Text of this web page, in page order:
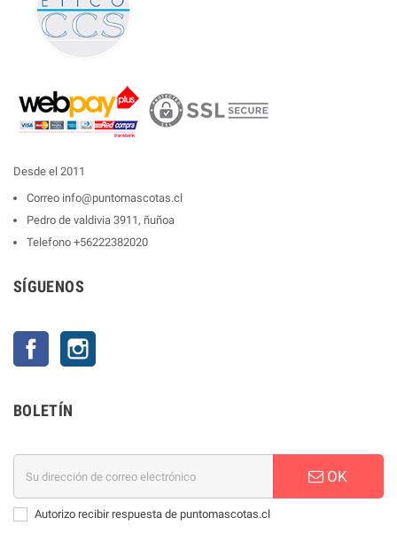
Desde el 2011
Correo info@puntomascotas.cl
Pedro de valdivia 3911, ñuñoa
Telefono +56222382020
SÍGUENOS
Facebook
BOLETÍN
OK
Autorizo recibir respuesta de puntomascotas.cl